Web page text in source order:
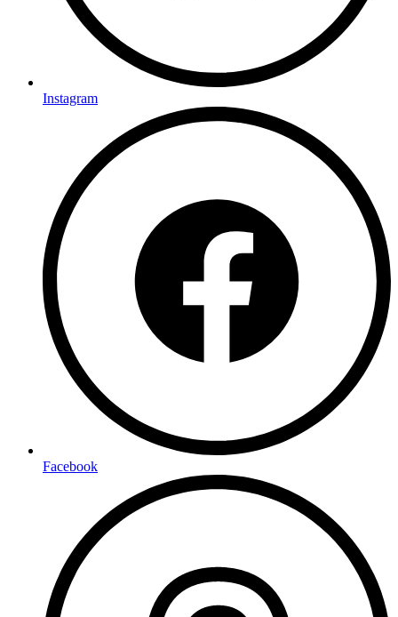
Instagram
Facebook